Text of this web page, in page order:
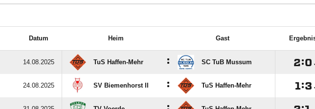
Datum Heim Gast
14.08.2025 TuS Haffen-Mehr : SC TuB Mussum :
24.08.2025 SV Biemenhorst II : TuS Haffen-Mehr :